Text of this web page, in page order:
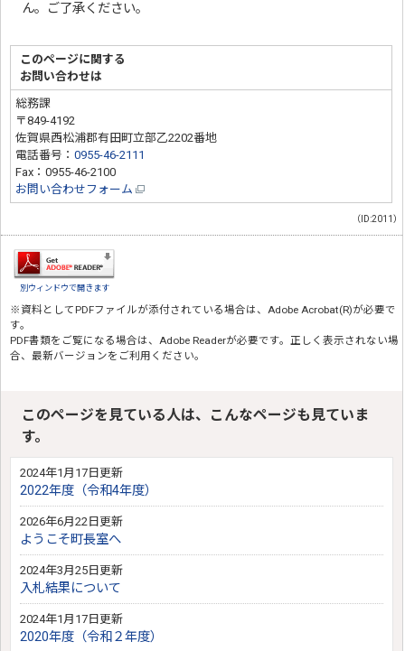
ん。ご了承ください。
このページに関する
お問い合わせは
総務課
〒849-4192
佐賀県西松浦郡有田町立部乙2202番地
電話番号：0955-46-2111
Fax：0955-46-2100
お問い合わせフォーム
（ID:2011）
別ウィンドウで開きます
※資料としてPDFファイルが添付されている場合は、 Adobe Acrobat(R)が必要で
す。
PDF書類をご覧になる場合は、 Adobe Readerが必要です。正しく表示されない場
合、最新バージョンをご利用ください。
このページを見ている人は、こんなページも見ていま
す。
2024年1月17日更新
2022年度（令和4年度）
2026年6月22日更新
ようこそ町長室へ
2024年3月25日更新
入札結果について
2024年1月17日更新
2020年度（令和２年度）